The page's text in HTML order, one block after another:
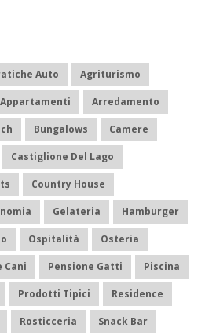
Auto Agriturismo
Appartamenti Arredamento
Bungalows Camere
Castiglione Del Lago
Country House
Gelateria Hamburger
Ospitalità Osteria
Cani Pensione Gatti Piscina
Prodotti Tipici Residence
Rosticceria Snack Bar